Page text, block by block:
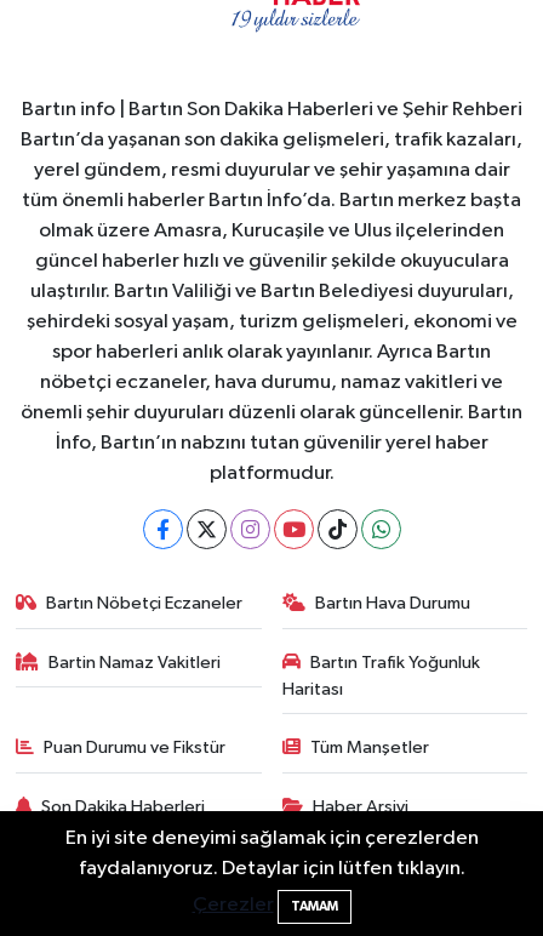
Bartın info | Bartın Son Dakika Haberleri ve Şehir Rehberi
Bartın’da yaşanan son dakika gelişmeleri, trafik kazaları,
yerel gündem, resmi duyurular ve şehir yaşamına dair
tüm önemli haberler Bartın İnfo’da. Bartın merkez başta
olmak üzere Amasra, Kurucaşile ve Ulus ilçelerinden
güncel haberler hızlı ve güvenilir şekilde okuyuculara
ulaştırılır. Bartın Valiliği ve Bartın Belediyesi duyuruları,
şehirdeki sosyal yaşam, turizm gelişmeleri, ekonomi ve
spor haberleri anlık olarak yayınlanır. Ayrıca Bartın
nöbetçi eczaneler, hava durumu, namaz vakitleri ve
önemli şehir duyuruları düzenli olarak güncellenir. Bartın
İnfo, Bartın’ın nabzını tutan güvenilir yerel haber
platformudur.
Bartın Nöbetçi Eczaneler Bartın Hava Durumu
Bartin Namaz Vakitleri
Bartın Trafik Yoğunluk
Haritası
Puan Durumu ve Fikstür Tüm Manşetler
Son Dakika Haberleri Haber Arşivi
En iyi site deneyimi sağlamak için çerezlerden
faydalanıyoruz. Detaylar için lütfen tıklayın.
Çerezler
TAMAM
Bartın'da nem oranı yüzde 100'e ulaştı